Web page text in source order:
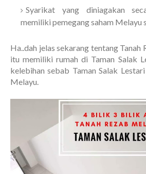
Syarikat yang diniagakan
memiliki pemegang saham Melayu
Ha..dah jelas sekarang tentang Tanah
itu memiliki rumah di Taman Salak
kelebihan sebab Taman Salak
Melayu.